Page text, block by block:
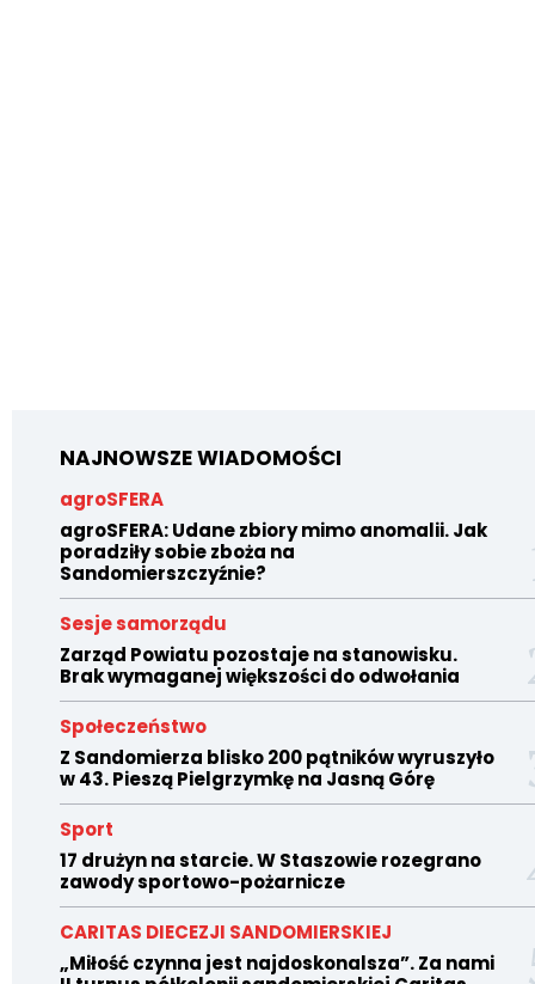
NAJNOWSZE WIADOMOŚCI
agroSFERA
agroSFERA: Udane zbiory mimo anomalii. Jak
poradziły sobie zboża na
Sandomierszczyźnie?
Sesje samorządu
Zarząd Powiatu pozostaje na stanowisku.
Brak wymaganej większości do odwołania
Społeczeństwo
Z Sandomierza blisko 200 pątników wyruszyło
w 43. Pieszą Pielgrzymkę na Jasną Górę
Sport
17 drużyn na starcie. W Staszowie rozegrano
zawody sportowo-pożarnicze
CARITAS DIECEZJI SANDOMIERSKIEJ
„Miłość czynna jest najdoskonalsza”. Za nami